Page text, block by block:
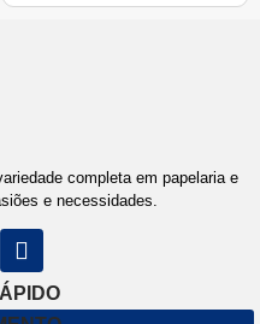
completa em papelaria e
e necessidades.